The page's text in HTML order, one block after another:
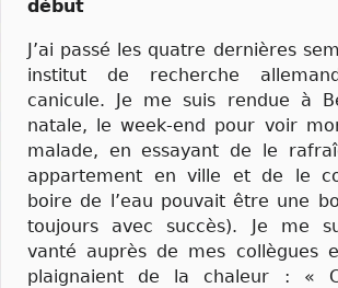
début
J’ai passé les quatre dernières
institut de recherche
canicule. Je me suis rendue à
natale, le week-end pour voir
malade, en essayant de le
appartement en ville et de le
boire de l’eau pouvait être une
toujours avec succès). Je me
vanté auprès de mes collègues
plaignaient de la chaleur : «